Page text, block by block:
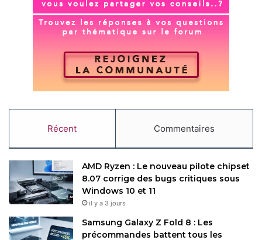
Récent Commentaires
AMD Ryzen : Le nouveau pilote chipset
8.07 corrige des bugs critiques sous
Windows 10 et 11
il y a 3 jours
Samsung Galaxy Z Fold 8 : Les
précommandes battent tous les